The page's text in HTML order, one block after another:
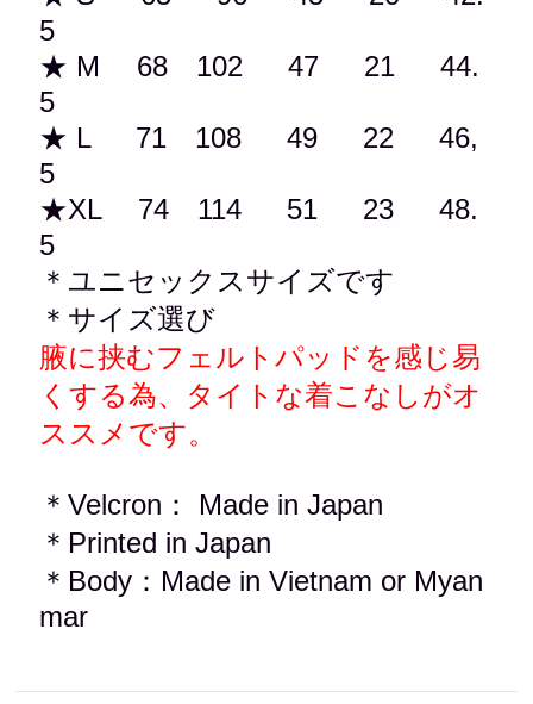
5
★ M 68 102 47 21 44.
5
★ L 71 108 49 22 46,
5
★XL 74 114 51 23 48.
5
＊ユニセックスサイズです
＊ サイズ選び
腋に挟むフェルトパッドを感じ易
くする為、タイトな着こなしがオ
ススメです。
＊Velcron： Made inJapan
＊Printed in Japan
＊Body：Made in Vietnam or Myan
mar